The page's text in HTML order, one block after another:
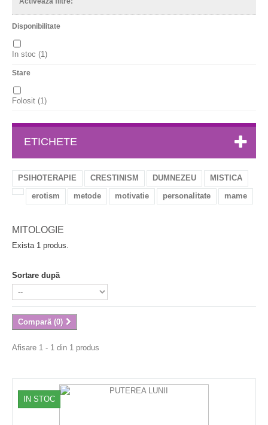
Disponibilitate
In stoc (1)
Stare
Folosit (1)
ETICHETE
PSIHOTERAPIE CRESTINISM DUMNEZEU
MISTICA
erotism
metode motivatie personalitate mame
MITOLOGIE
Exista 1 produs.
Sortare dupã
Comparã (0)
Afisare 1 - 1 din 1 produs
IN STOC